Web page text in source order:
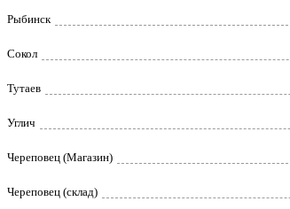
Рыбинск
Сокол
Тутаев
Углич
Череповец (Магазин)
Череповец (склад)